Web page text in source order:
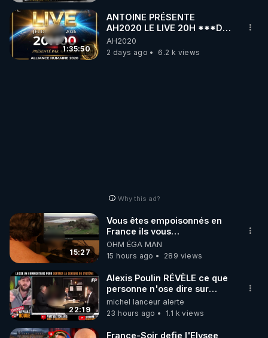
1:35:50
ANTOINE PRÉSENTE
AH2020 LE LIVE 20H ***DU
06/08/2026***
AH2020
2 days ago
6.2 k views
Why this ad?
15:27
Vous êtes empoisonnés en
France ils vous
empoisonnent tranquille
OHM ÉGA MAN
15 hours ago
289 views
22:19
Alexis Poulin RÉVÈLE ce que
personne n'ose dire sur
l'Union européenne (C'est
explosif)
michel lanceur alerte
23 hours ago
1.1 k views
France-Soir defie l'Elysee